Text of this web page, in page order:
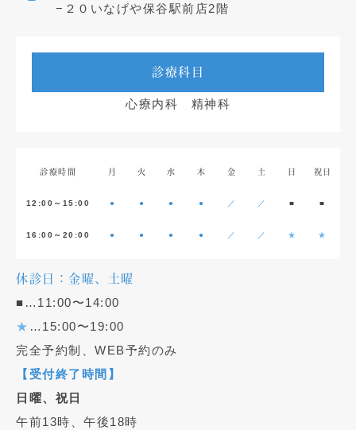
−２０いなげや保谷駅前店2階
診療科目
心療内科 精神科
診療時間 月 火 水 木 金 土 日 祝日
12:00～15:00 ● ● ● ● ／ ／ ■ ■
16:00～20:00 ● ● ● ● ／ ／ ★ ★
休診日：金曜、土曜
■…11:00〜14:00
★ …15:00〜19:00
完全予約制、WEB予約のみ
【受付終了時間】
日曜、祝日
午前13時、午後18時